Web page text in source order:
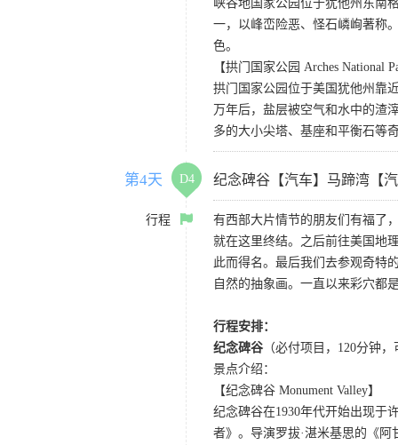
峡谷地国家公园位于犹他州东南
一，以峰峦险恶、怪石嶙峋著称
色。
【拱门国家公园 Arches National
拱门国家公园位于美国犹他州靠
万年后，盐层被空气和水中的渣
多的大小尖塔、基座和平衡石等
第4天 D4 纪念碑谷【汽车】马蹄湾【
行程
有西部大片情节的朋友们有福了
就在这里终结。之后前往美国地
此而得名。最后我们去参观奇特
自然的抽象画。一直以来彩穴都
行程安排：
纪念碑谷 （必付项目，120分钟
景点介绍：
【纪念碑谷 Monument Valley】
纪念碑谷在1930年代开始出现于
者》。导演罗拔·湛米基思的《